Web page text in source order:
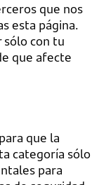
que nos
esta página.
sólo con tu
que afecte
que la
categoría sólo
para